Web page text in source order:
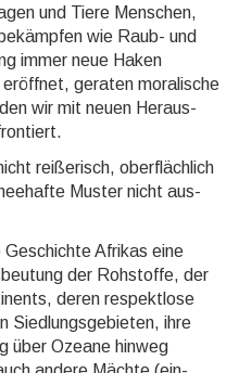
und Tiere Menschen,
wie Raub- und
immer neue Haken
geraten mora­lische
wir mit neuen Heraus­
reiße­risch, ober­fläch­lich
Muster nicht aus­
Afrikas eine
der Roh­stoffe, der
deren respekt­lose
Sied­lungs­ge­bieten, ihre
über Ozeane hinweg